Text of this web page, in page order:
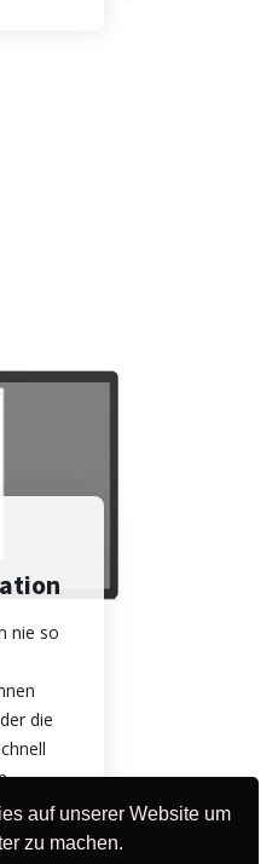
auf unserer Website um
zu machen.
nie so
die